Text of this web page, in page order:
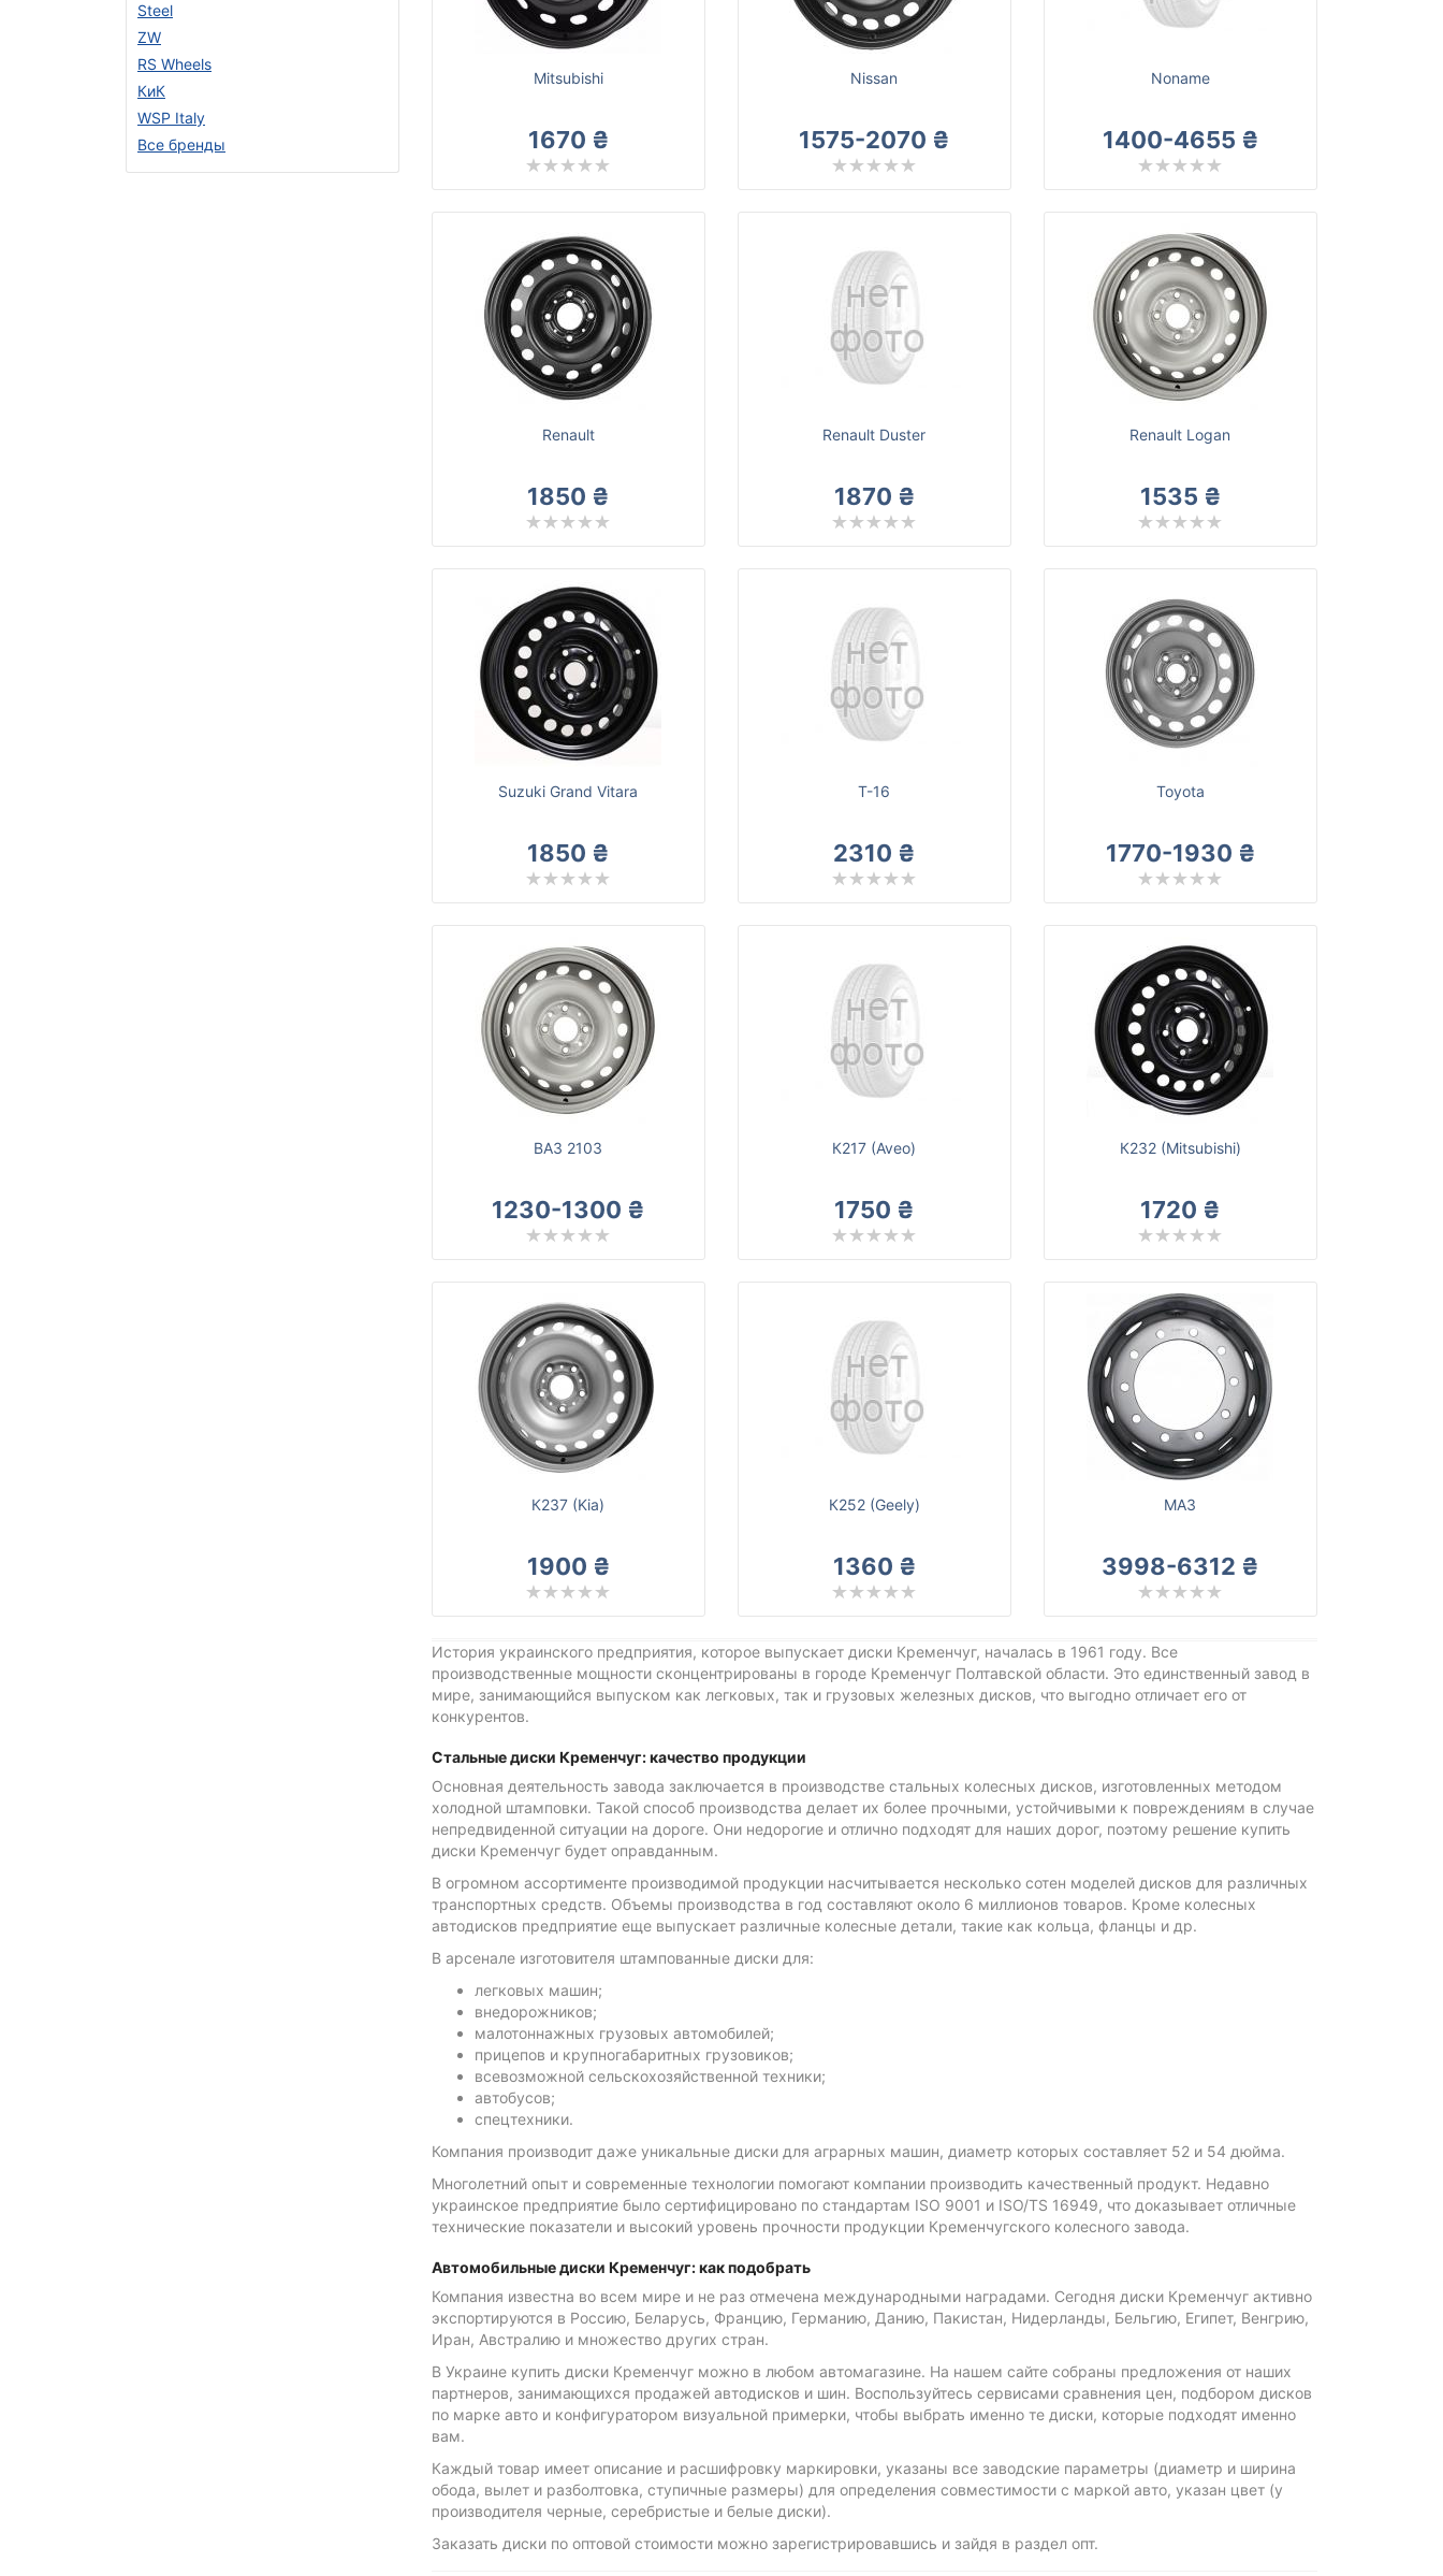
Mitsubishi
1670 ₴
Nissan
1575-2070 ₴
Noname
1400-4655 ₴
Renault
1850 ₴
Renault Duster
1870 ₴
Renault Logan
1535 ₴
Suzuki Grand Vitara
1850 ₴
T-16
2310 ₴
Toyota
1770-1930 ₴
ВАЗ 2103
1230-1300 ₴
К217 (Aveo)
1750 ₴
К232 (Mitsubishi)
1720 ₴
К237 (Kia)
1900 ₴
К252 (Geely)
1360 ₴
МАЗ
3998-6312 ₴
История украинского предприятия, которое выпускает диски Кременчуг, началась в 1961 году. Все
производственные мощности сконцентрированы в городе Кременчуг Полтавской области. Это единственный завод в
мире, занимающийся выпуском как легковых, так и грузовых железных дисков, что выгодно отличает его от
конкурентов.
Стальные диски Кременчуг: качество продукции
Основная деятельность завода заключается в производстве стальных колесных дисков, изготовленных методом
холодной штамповки. Такой способ производства делает их более прочными, устойчивыми к повреждениям в случае
непредвиденной ситуации на дороге. Они недорогие и отлично подходят для наших дорог, поэтому решение купить
диски Кременчуг будет оправданным.
В огромном ассортименте производимой продукции насчитывается несколько сотен моделей дисков для различных
транспортных средств. Объемы производства в год составляют около 6 миллионов товаров. Кроме колесных
автодисков предприятие еще выпускает различные колесные детали, такие как кольца, фланцы и др.
В арсенале изготовителя штампованные диски для:
легковых машин;
внедорожников;
малотоннажных грузовых автомобилей;
прицепов и крупногабаритных грузовиков;
всевозможной сельскохозяйственной техники;
автобусов;
спецтехники.
Компания производит даже уникальные диски для аграрных машин, диаметр которых составляет 52 и 54 дюйма.
Многолетний опыт и современные технологии помогают компании производить качественный продукт. Недавно
украинское предприятие было сертифицировано по стандартам ISO 9001 и ISO/TS 16949, что доказывает отличные
технические показатели и высокий уровень прочности продукции Кременчугского колесного завода.
Автомобильные диски Кременчуг: как подобрать
Компания известна во всем мире и не раз отмечена международными наградами. Сегодня диски Кременчуг активно
экспортируются в Россию, Беларусь, Францию, Германию, Данию, Пакистан, Нидерланды, Бельгию, Египет, Венгрию,
Иран, Австралию и множество других стран.
В Украине купить диски Кременчуг можно в любом автомагазине. На нашем сайте собраны предложения от наших
партнеров, занимающихся продажей автодисков и шин. Воспользуйтесь сервисами сравнения цен, подбором дисков
по марке авто и конфигуратором визуальной примерки, чтобы выбрать именно те диски, которые подходят именно
вам.
Каждый товар имеет описание и расшифровку маркировки, указаны все заводские параметры (диаметр и ширина
обода, вылет и разболтовка, ступичные размеры) для определения совместимости с маркой авто, указан цвет (у
производителя черные, серебристые и белые диски).
Заказать диски по оптовой стоимости можно зарегистрировавшись и зайдя в раздел опт.
Steel
ZW
RS Wheels
КиК
WSP Italy
Все бренды